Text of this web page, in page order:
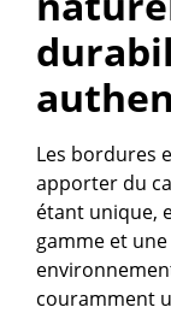
Les bordures
apporter du
étant unique,
gamme et
couramment